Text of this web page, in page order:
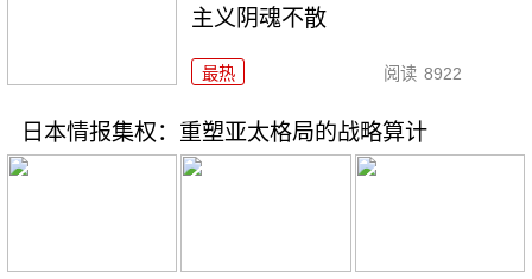
主义阴魂不散
最热 阅读 8922
日本情报集权：重塑亚太格局的战略算计